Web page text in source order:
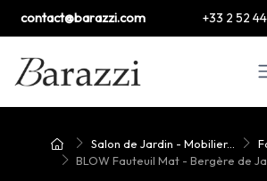
contact@barazzi.com +33 2 52
Salon de Jardin - Mobilier...
BLOW Fauteuil Mat - Bergère de